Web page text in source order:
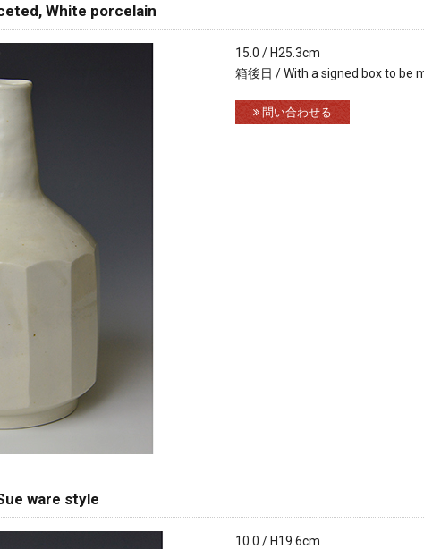
White porcelain
15.0 / H25.3cm
箱後日 / With a signed box to be
問い合わせる
ware style
10.0 / H19.6cm